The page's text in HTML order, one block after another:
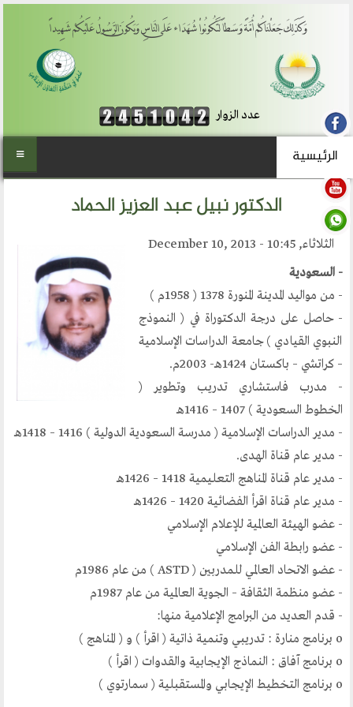
وَكَذَلِكَ جَعَلْنَاكُمْ أُمَّةً وَسَطاً لِّتَكُونُواْ شُهَدَاء عَلَى النَّاسِ وَيَكُونَ الرَّسُولُ عَلَيْكُمْ شَهِيداً
عدد الزوار
أهداف المنتدى
الفكرة والتأسيس
تطلعاتنا
مكتبنا الدائم
منتدى الوسطية للفكر و الثقافة
الفكرة و التأسيس
تطلعاتنا
الهيئة الادارية
الفروع
أقسام الموقع
الحوار الحضاري
الحوار في القران الكريم
الحوار في السيرة
الرئيسية
الدكتور نبيل عبد العزيز الحماد
الثلاثاء, December 10, 2013 - 10:45
- السعودية
- من مواليد المدينة المنورة 1378 ( 1958م )
- حاصل على درجة الدكتوراة في ( النموذج
النبوي القيادي ) جامعة الدراسات الإسلامية
– كراتشي – باكستان 1424هـ- 2003م.
- مدرب فاستشاري تدريب وتطوير (
الخطوط السعودية ) 1407 – 1416هـ
- مدير الدراسات الإسلامية ( مدرسة السعودية الدولية ) 1416 – 1418هـ
- مدير عام قناة الهدى.
- مدير عام قناة المناهج التعليمية 1418 – 1426هـ
- مدير عام قناة اقرأ الفضائية 1420 – 1426هـ
- عضو الهيئة العالمية للإعلام الإسلامي
- عضو رابطة الفن الإسلامي
- عضو الاتحاد العالمي للمدربين ( ASTD ) من عام 1986م
- عضو منظمة الثقافة – الجوية العالمية من عام 1987م
- قدم العديد من البرامج الإعلامية منها:
o برنامج منارة : تدريبي وتنمية ذاتية ( اقرأ ) و ( المناهج )
o برنامج آفاق : النماذج الإيجابية والقدوات ( اقرأ )
o برنامج التخطيط الإيجابي والمستقبلية ( سمارتوي )